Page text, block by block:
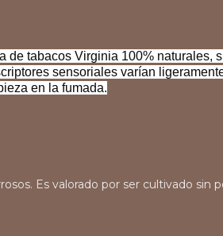
de tabacos Virginia 100% naturales,
sensoriales varían
en la fumada.
Es valorado por ser cultivado sin